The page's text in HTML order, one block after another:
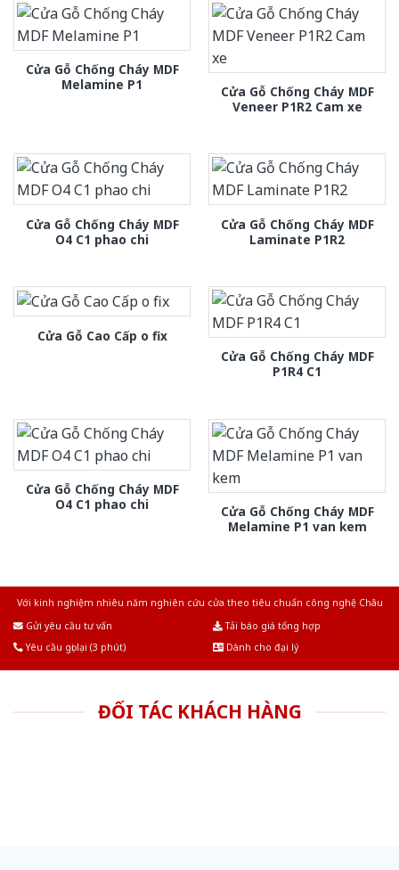
Cửa Gỗ Chống Cháy MDF
Melamine P1
Cửa Gỗ Chống Cháy MDF
Veneer P1R2 Cam xe
Cửa Gỗ Chống Cháy MDF
O4 C1 phao chi
Cửa Gỗ Chống Cháy MDF
Laminate P1R2
Cửa Gỗ Cao Cấp o fix
Cửa Gỗ Chống Cháy MDF
P1R4 C1
Cửa Gỗ Chống Cháy MDF
O4 C1 phao chi
Cửa Gỗ Chống Cháy MDF
Melamine P1 van kem
Với kinh nghiệm nhiêu năm nghiên cứu cửa theo tiêu chuẩn công nghệ Châu
Gửi yêu cầu tư vấn
Tải báo giá tổng hợp
Yêu cầu gọi lại (3 phút)
Dành cho đại lý
ĐỐI TÁC KHÁCH HÀNG